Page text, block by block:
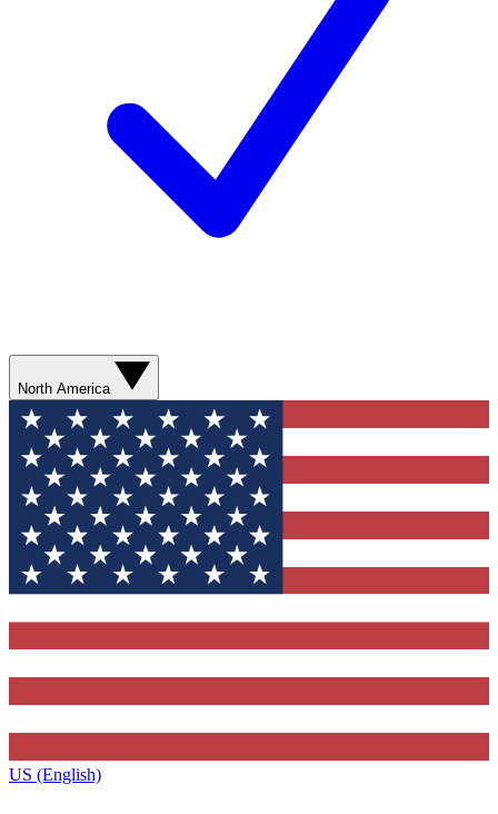
North America
US (English)